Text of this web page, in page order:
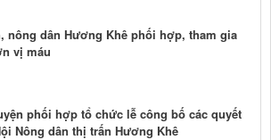
nông dân Hương Khê phối hợp, tham gia
vị máu
phối hợp tổ chức lễ công bố các quyết
Nông dân thị trấn Hương Khê